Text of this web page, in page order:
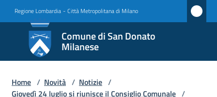
Regione Lombardia - Città Metropolitana di Milano
Comune di San Donato
Milanese
Comune
di San
Donato
Milanese
Home / Novità / Notizie /
Giovedì 24 luglio si riunisce il Consiglio Comunale /